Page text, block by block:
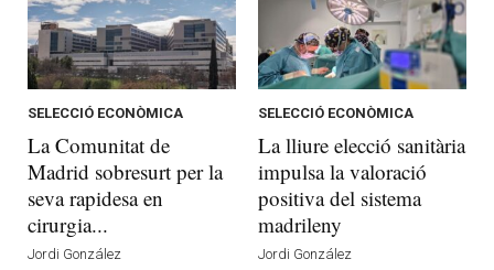
SELECCIÓ ECONÒMICA
La Comunitat de
Madrid sobresurt per la
seva rapidesa en
cirurgia...
Jordi González
SELECCIÓ ECONÒMICA
La lliure elecció sanitària
impulsa la valoració
positiva del sistema
madrileny
Jordi González